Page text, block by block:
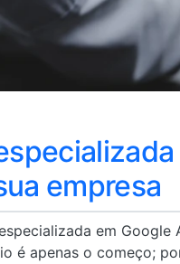
empresa
em Google
é apenas o começo;